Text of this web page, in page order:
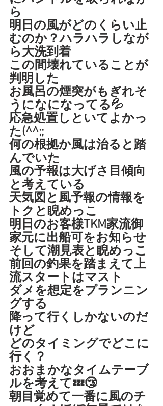
ら
明日の風がどのくらい止
むのか？ハラハラしなが
ら大洗到着
この間壊れていることが
判明した
お風呂の煙突がもぎれそ
うになになってる💦
応急処置しといてよかっ
た(^^;;
何の根拠か風は治ると踏
んでいた
風の予報は大げさ目傾向
と考えている
天気図と風予報の情報を
トクと睨めっこ
明日のお客様TKM家流御
家元に出船可をお知らせ
そして潮見表と睨めっこ
前回の釣果を踏まえて上
流スタートはマスト
ダメを想定をプランニン
グする
降って行くしかないのだ
けど
どのタイミングでどこに
行く？
おおまかなタイムテーブ
ルを考えて💤😴
朝目覚めて一番に風のチ